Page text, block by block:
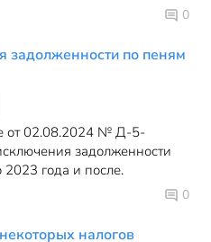
0
задолженности по пеням
от 02.08.2024 № Д-5-
задолженности
года и после.
0
налогов